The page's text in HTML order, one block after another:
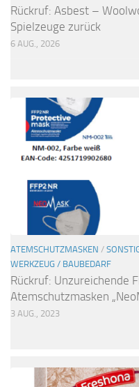
Rückruf: Asbest –
Spielzeuge zurück
6 AUG., 2026
ATEMSCHUTZMASKEN /
WERKZEUG / BAUBEDARF
Rückruf: Unzureichende
Atemschutzmasken
3 AUG., 2023